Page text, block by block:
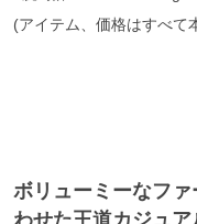
(アイテム、価格はすべて
ボリューミーなフ
わせた王道カジュア